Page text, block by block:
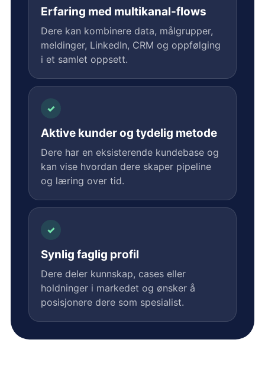
Erfaring med multikanal-flows
Dere kan kombinere data, målgrupper,
meldinger, LinkedIn, CRM og oppfølging
i et samlet oppsett.
✓
Aktive kunder og tydelig metode
Dere har en eksisterende kundebase og
kan vise hvordan dere skaper pipeline
og læring over tid.
✓
Synlig faglig profil
Dere deler kunnskap, cases eller
holdninger i markedet og ønsker å
posisjonere dere som spesialist.